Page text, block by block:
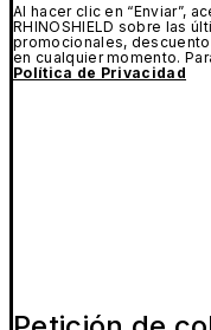
Al hacer clic en “Enviar”,
RHINOSHIELD sobre las
promocionales,
en cualquier momento.
Política de Privacidad